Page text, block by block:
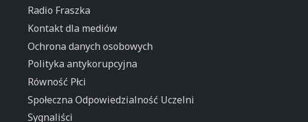
Radio Fraszka
Kontakt dla mediów
Ochrona danych osobowych
Polityka antykorupcyjna
Równość Płci
Społeczna Odpowiedzialność Uczelni
Sygnaliści